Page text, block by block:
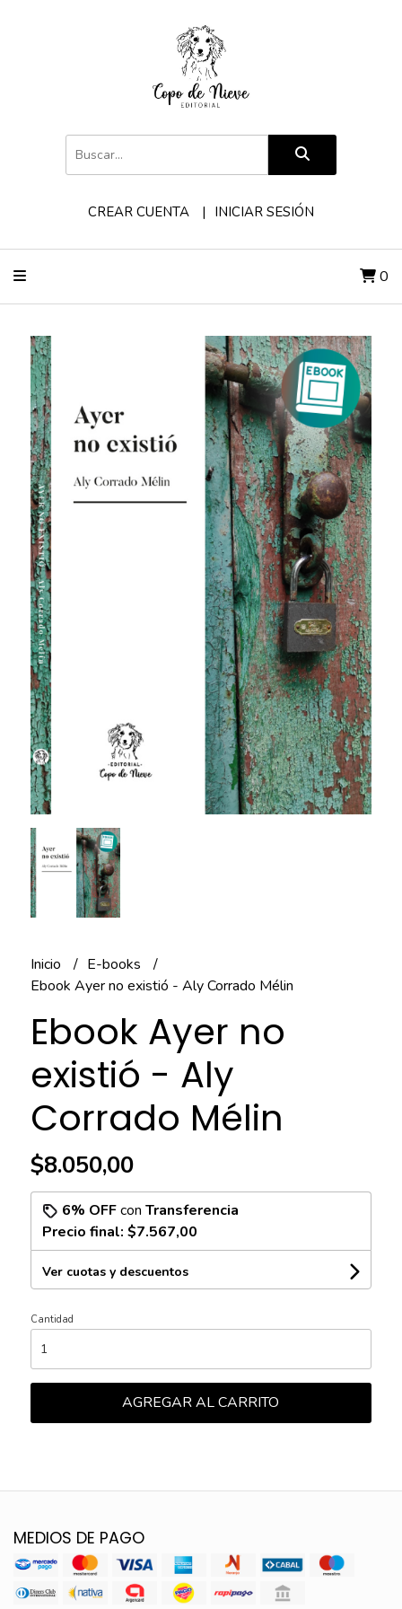
CREAR CUENTA INICIAR SESIÓN
0
Inicio
E-books
Ebook Ayer no existió - Aly Corrado Mélin
Ebook Ayer no
existió - Aly
Corrado Mélin
$8.050,00
6% OFFcon Transferencia
Precio final: $7.567,00
Ver cuotas y descuentos
Cantidad
AGREGAR AL CARRITO
MEDIOS DE PAGO